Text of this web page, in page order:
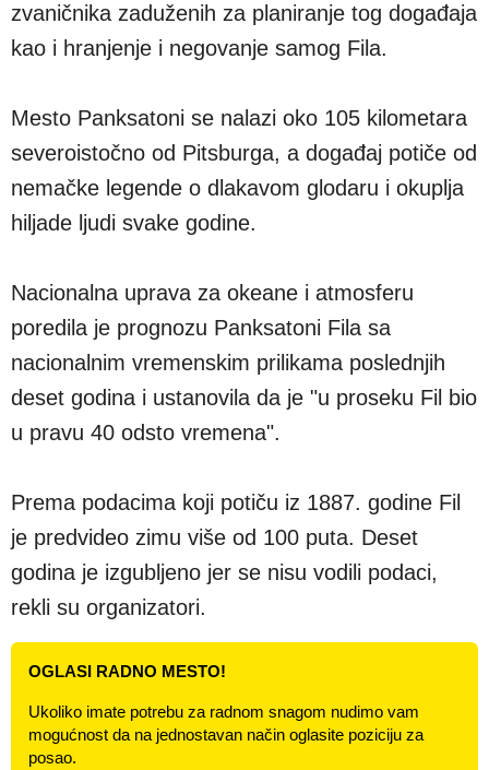
zvaničnika zaduženih za planiranje tog događaja
kao i hranjenje i negovanje samog Fila.
Mesto Panksatoni se nalazi oko 105 kilometara
severoistočno od Pitsburga, a događaj potiče od
nemačke legende o dlakavom glodaru i okuplja
hiljade ljudi svake godine.
Nacionalna uprava za okeane i atmosferu
poredila je prognozu Panksatoni Fila sa
nacionalnim vremenskim prilikama poslednjih
deset godina i ustanovila da je "u proseku Fil bio
u pravu 40 odsto vremena".
Prema podacima koji potiču iz 1887. godine Fil
je predvideo zimu više od 100 puta. Deset
godina je izgubljeno jer se nisu vodili podaci,
rekli su organizatori.
OGLASI RADNO MESTO!
Ukoliko imate potrebu za radnom snagom nudimo vam
mogućnost da na jednostavan način oglasite poziciju za
posao.